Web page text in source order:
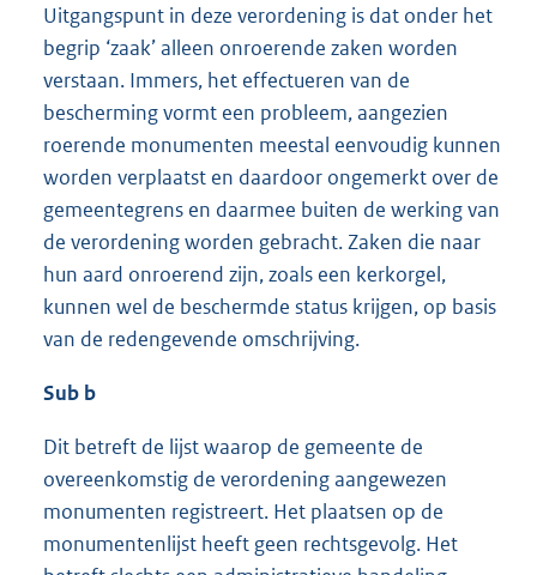
Uitgangspunt in deze verordening is dat onder het
begrip ‘zaak’ alleen onroerende zaken worden
verstaan. Immers, het effectueren van de
bescherming vormt een probleem, aangezien
roerende monumenten meestal eenvoudig kunnen
worden verplaatst en daardoor ongemerkt over de
gemeentegrens en daarmee buiten de werking van
de verordening worden gebracht. Zaken die naar
hun aard onroerend zijn, zoals een kerkorgel,
kunnen wel de beschermde status krijgen, op basis
van de redengevende omschrijving.
Sub b
Dit betreft de lijst waarop de gemeente de
overeenkomstig de verordening aangewezen
monumenten registreert. Het plaatsen op de
monumentenlijst heeft geen rechtsgevolg. Het